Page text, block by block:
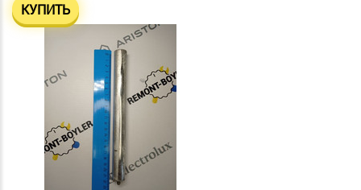
КУПИТЬ